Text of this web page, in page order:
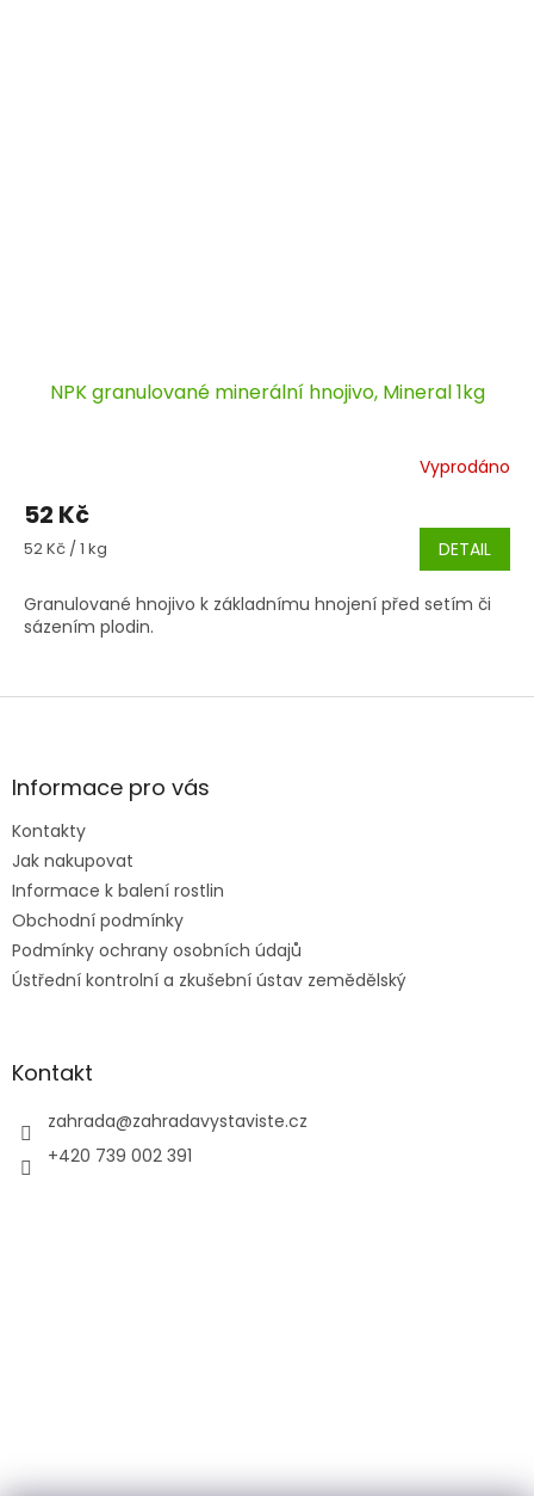
NPK granulované minerální hnojivo, Mineral 1kg
Vyprodáno
52 Kč
Měrná
52 Kč / 1 kg DETAIL
Granulované hnojivo k základnímu hnojení před setím či
sázením plodin.
Z
aInformace pro vás
Kontakty
Jak nakupovat
Informace k balení rostlin
Obchodní podmínky
Podmínky ochrany osobních údajů
Ústřední kontrolní a zkušební ústav zemědělský
Kontakt
zahrada@zahradavystaviste.cz
+420 739 002 391